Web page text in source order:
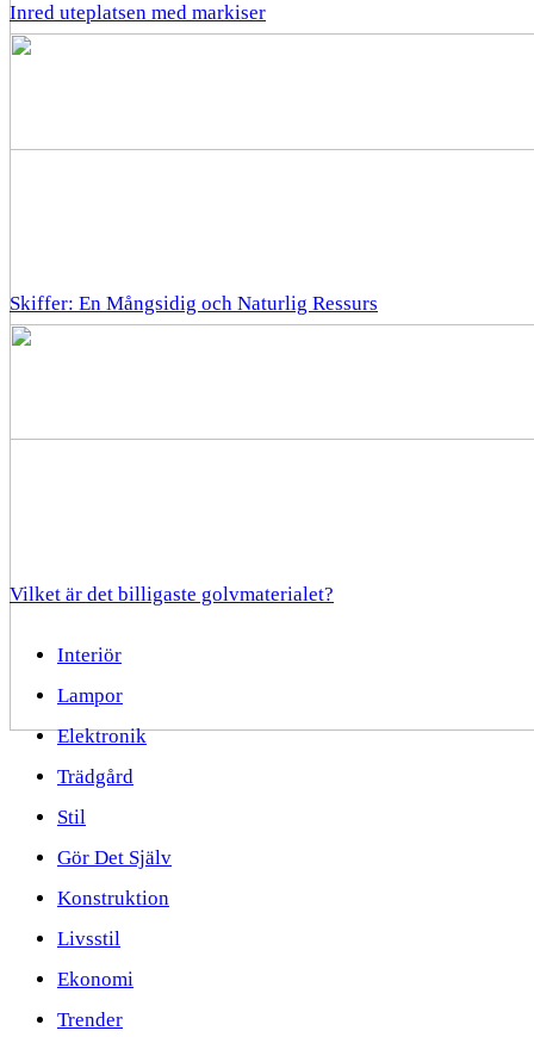
Inred uteplatsen med markiser
Skiffer: En Mångsidig och Naturlig Ressurs
Vilket är det billigaste golvmaterialet?
Interiör
Lampor
Elektronik
Trädgård
Stil
Gör Det Själv
Konstruktion
Livsstil
Ekonomi
Trender